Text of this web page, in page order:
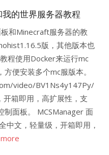
的世界服务器教程
和Minecraft服务器的教
版，其他版本也
程使用Docker来运行mc
便安装多个mc服版本。
video/BV1Ns4y147Py/
开箱即用，高扩展性，支
面板。 MCSManager 面
中文，轻量级，开箱即用，